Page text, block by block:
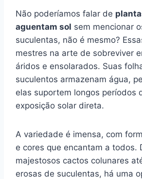
Não poderíamos falar de
aguentam sol sem mencionar
suculentas, não é mesmo?
mestres na arte de sobreviver
áridos e ensolarados. Suas
suculentos armazenam água,
elas suportem longos períodos
exposição solar direta.
A variedade é imensa, com
e cores que encantam a todos.
majestosos cactos colunares
erosas de suculentas, há uma